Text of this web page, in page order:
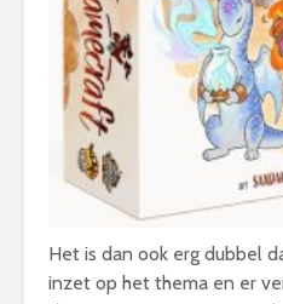
Het is dan ook erg dubbel
inzet op het thema en er